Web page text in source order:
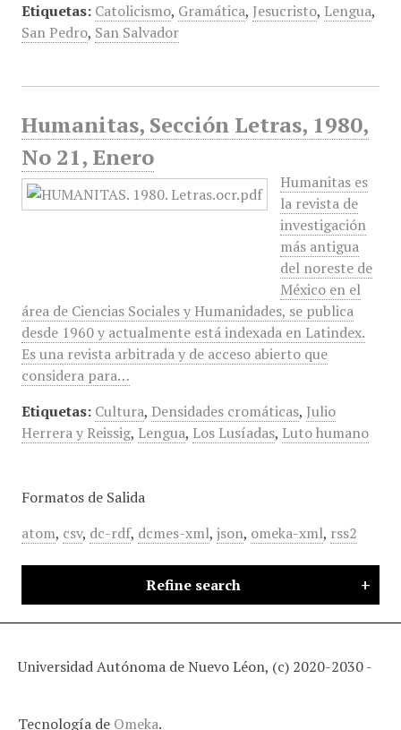
Etiquetas: Catolicismo, Gramática, Jesucristo, Lengua,
San Pedro, San Salvador
Humanitas, Sección Letras, 1980,
No 21, Enero
Humanitas es
la revista de
investigación
más antigua
del noreste de
México en el
área de Ciencias Sociales y Humanidades, se publica
desde 1960 y actualmente está indexada en Latindex.
Es una revista arbitrada y de acceso abierto que
considera para…
Etiquetas: Cultura, Densidades cromáticas, Julio
Herrera y Reissig, Lengua, Los Lusíadas, Luto humano
Formatos de Salida
atom, csv, dc-rdf, dcmes-xml, json, omeka-xml, rss2
Refine search
Universidad Autónoma de Nuevo Léon, (c) 2020-2030 -
Tecnología de Omeka.